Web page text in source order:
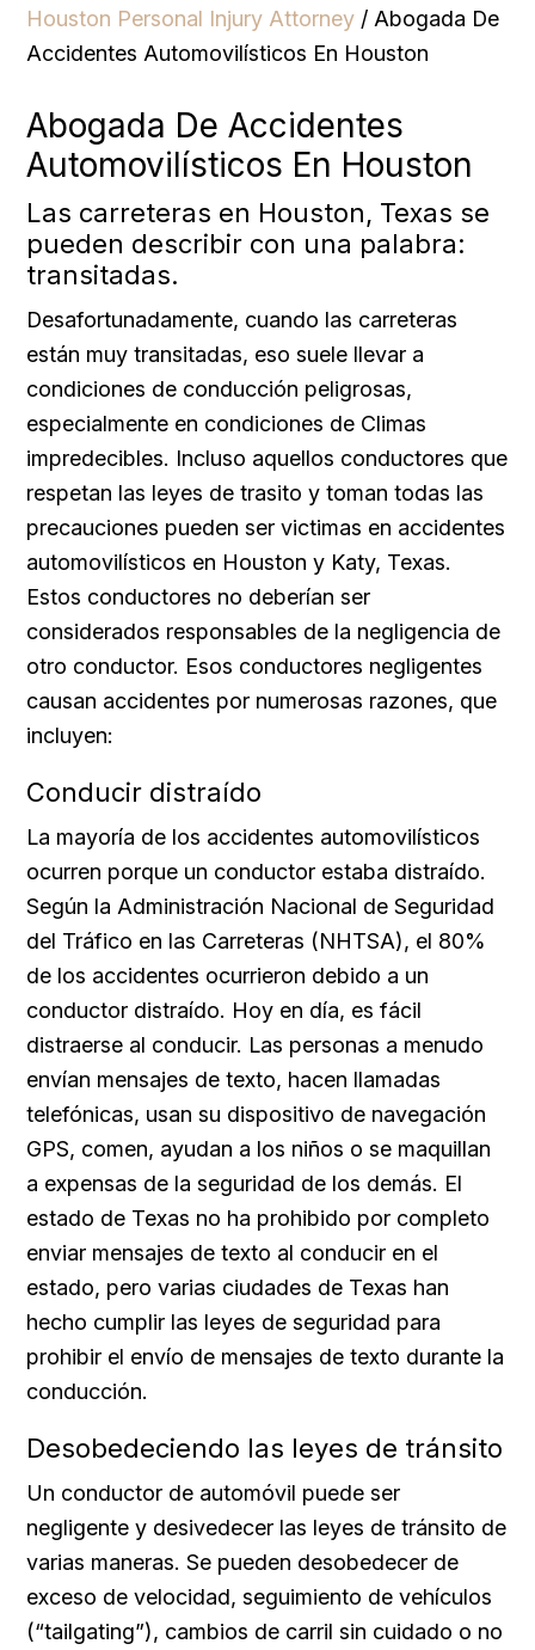
Houston Personal Injury Attorney / Abogada De
Accidentes Automovilísticos En Houston
Abogada De Accidentes
Automovilísticos En Houston
Las carreteras en Houston, Texas se
pueden describir con una palabra:
transitadas.
Desafortunadamente, cuando las carreteras
están muy transitadas, eso suele llevar a
condiciones de conducción peligrosas,
especialmente en condiciones de Climas
impredecibles. Incluso aquellos conductores que
respetan las leyes de trasito y toman todas las
precauciones pueden ser victimas en accidentes
automovilísticos en Houston y Katy, Texas.
Estos conductores no deberían ser
considerados responsables de la negligencia de
otro conductor. Esos conductores negligentes
causan accidentes por numerosas razones, que
incluyen:
Conducir distraído
La mayoría de los accidentes automovilísticos
ocurren porque un conductor estaba distraído.
Según la Administración Nacional de Seguridad
del Tráfico en las Carreteras (NHTSA), el 80%
de los accidentes ocurrieron debido a un
conductor distraído. Hoy en día, es fácil
distraerse al conducir. Las personas a menudo
envían mensajes de texto, hacen llamadas
telefónicas, usan su dispositivo de navegación
GPS, comen, ayudan a los niños o se maquillan
a expensas de la seguridad de los demás. El
estado de Texas no ha prohibido por completo
enviar mensajes de texto al conducir en el
estado, pero varias ciudades de Texas han
hecho cumplir las leyes de seguridad para
prohibir el envío de mensajes de texto durante la
conducción.
Desobedeciendo las leyes de tránsito
Un conductor de automóvil puede ser
negligente y desivedecer las leyes de tránsito de
varias maneras. Se pueden desobedecer de
exceso de velocidad, seguimiento de vehículos
(“tailgating”), cambios de carril sin cuidado o no